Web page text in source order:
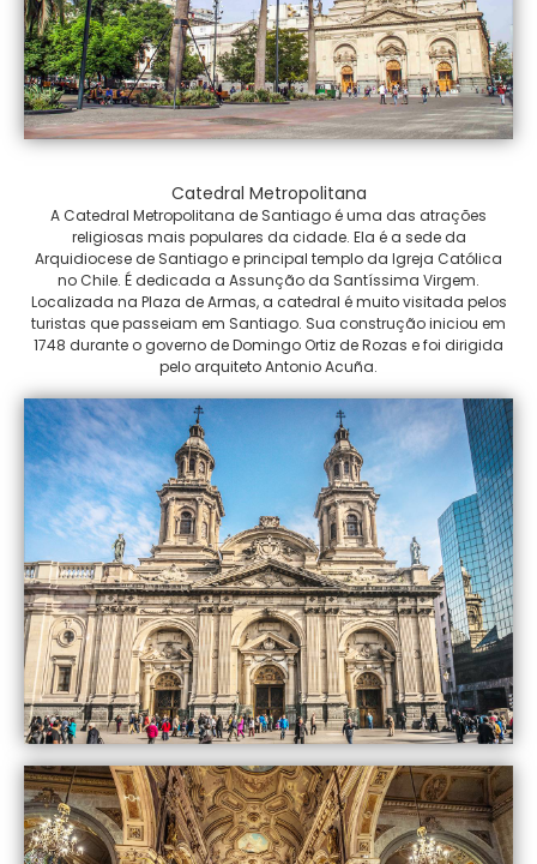
Catedral Metropolitana
A Catedral Metropolitana de Santiago é uma das atrações
religiosas mais populares da cidade. Ela é a sede da
Arquidiocese de Santiago e principal templo da Igreja Católica
no Chile. É dedicada a Assunção da Santíssima Virgem.
Localizada na Plaza de Armas, a catedral é muito visitada pelos
turistas que passeiam em Santiago. Sua construção iniciou em
1748 durante o governo de Domingo Ortiz de Rozas e foi dirigida
pelo arquiteto Antonio Acuña.